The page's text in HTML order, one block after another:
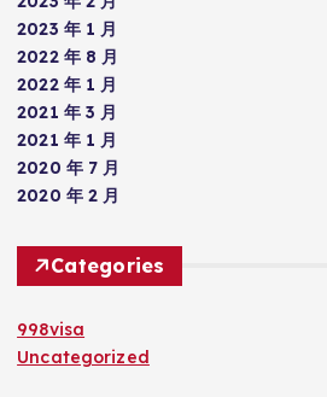
2023 年 1 月
2022 年 8 月
2022 年 1 月
2021 年 3 月
2021 年 1 月
2020 年 7 月
2020 年 2 月
Categories
998visa
Uncategorized